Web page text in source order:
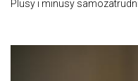
Plusy i minusy